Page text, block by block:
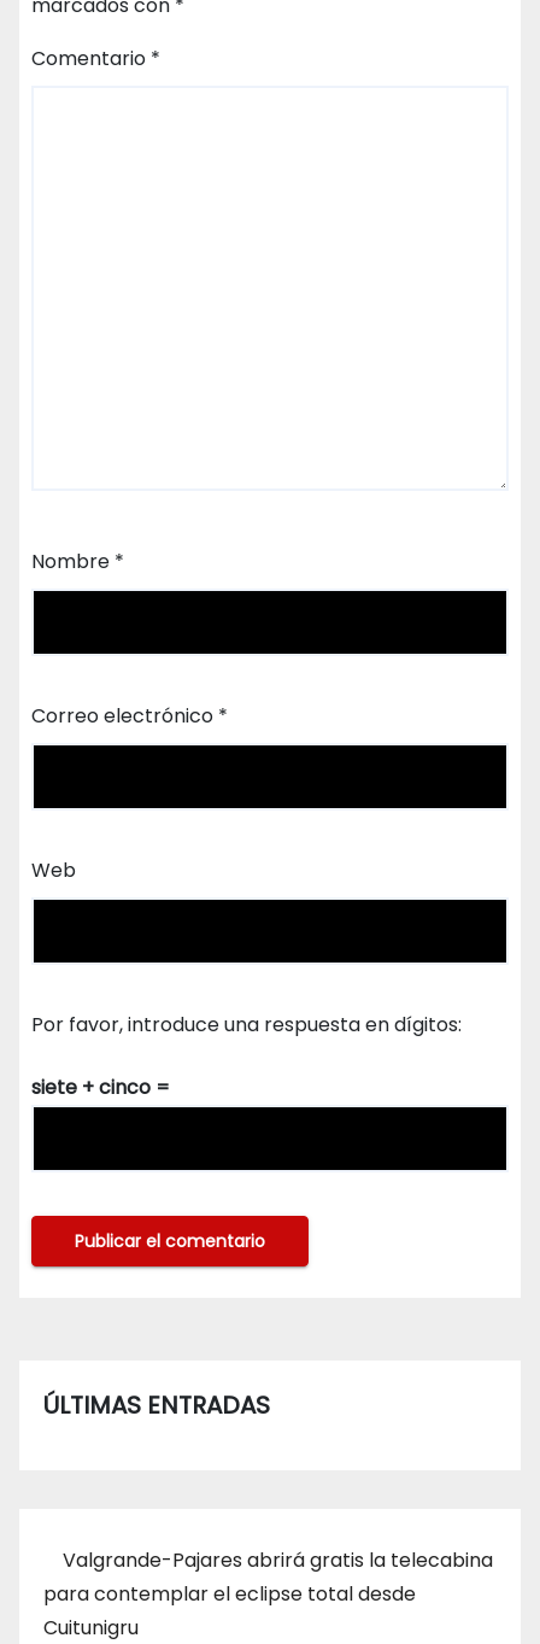
Comentario *
Nombre *
Correo electrónico *
Web
Por favor, introduce una respuesta en dígitos:
siete + cinco =
ÚLTIMAS ENTRADAS
Valgrande-Pajares abrirá gratis la telecabina
para contemplar el eclipse total desde
Cuitunigru